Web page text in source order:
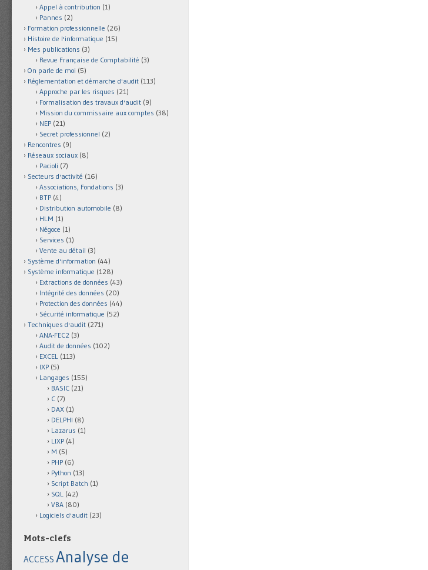
Appel à contribution (1)
Pannes (2)
Formation professionnelle (26)
Histoire de l'informatique (15)
Mes publications (3)
Revue Française de Comptabilité (3)
On parle de moi (5)
Réglementation et démarche d'audit (113)
Approche par les risques (21)
Formalisation des travaux d'audit (9)
Mission du commissaire aux comptes (38)
NEP (21)
Secret professionnel (2)
Rencontres (9)
Réseaux sociaux (8)
Pacioli (7)
Secteurs d'activité (16)
Associations, Fondations (3)
BTP (4)
Distribution automobile (8)
HLM (1)
Négoce (1)
Services (1)
Vente au détail (3)
Système d'information (44)
Système informatique (128)
Extractions de données (43)
Intégrité des données (20)
Protection des données (44)
Sécurité informatique (52)
Techniques d'audit (271)
ANA-FEC2 (3)
Audit de données (102)
EXCEL (113)
IXP (5)
Langages (155)
BASIC (21)
C (7)
DAX (1)
DELPHI (8)
Lazarus (1)
LIXP (4)
M (5)
PHP (6)
Python (13)
Script Batch (1)
SQL (42)
VBA (80)
Logiciels d'audit (23)
Mots-clefs
ACCESS Analyse de